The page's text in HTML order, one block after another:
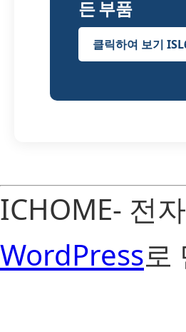
든 부품
클릭하여 보기
ICHOME- 전
WordPress로